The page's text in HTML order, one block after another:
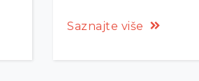
Saznajte više